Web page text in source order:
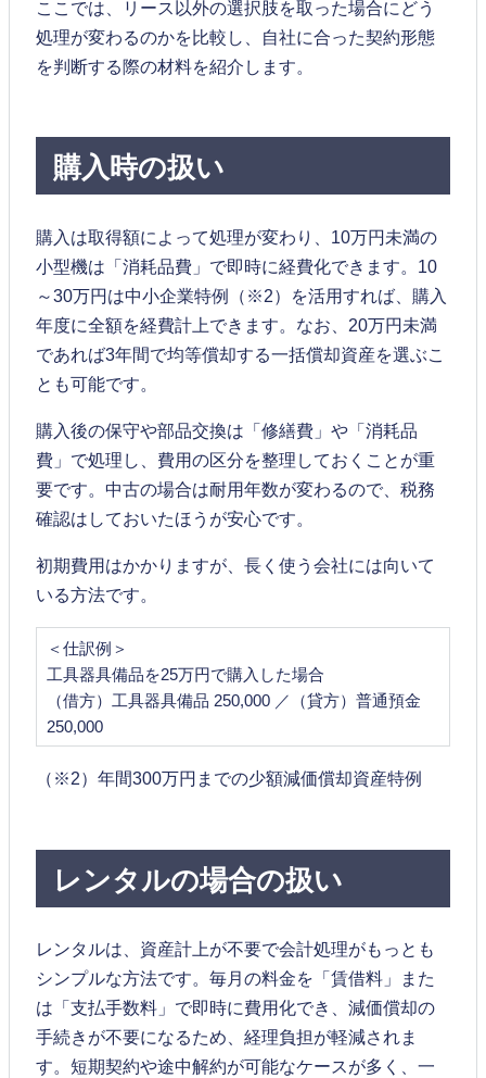
ここでは、リース以外の選択肢を取った場合にどう
処理が変わるのかを比較し、自社に合った契約形態
を判断する際の材料を紹介します。
購入時の扱い
購入は取得額によって処理が変わり、10万円未満の
小型機は「消耗品費」で即時に経費化できます。10
～30万円は中小企業特例（※2）を活用すれば、購入
年度に全額を経費計上できます。なお、20万円未満
であれば3年間で均等償却する一括償却資産を選ぶこ
とも可能です。
購入後の保守や部品交換は「修繕費」や「消耗品
費」で処理し、費用の区分を整理しておくことが重
要です。中古の場合は耐用年数が変わるので、税務
確認はしておいたほうが安心です。
初期費用はかかりますが、長く使う会社には向いて
いる方法です。
＜仕訳例＞
工具器具備品を25万円で購入した場合
（借方）工具器具備品 250,000 ／（貸方）普通預金
250,000​
（※2）年間300万円までの少額減価償却資産特例
レンタルの場合の扱い
レンタルは、資産計上が不要で会計処理がもっとも
シンプルな方法です。毎月の料金を「賃借料」また
は「支払手数料」で即時に費用化でき、減価償却の
手続きが不要になるため、経理負担が軽減されま
す。短期契約や途中解約が可能なケースが多く、一